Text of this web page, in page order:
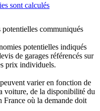
sont calculés
communiqués
potentielles indiqués
de garages référencés sur
prix individuels.
varier en fonction de
voiture, de la disponibilité du
France où la demande doit